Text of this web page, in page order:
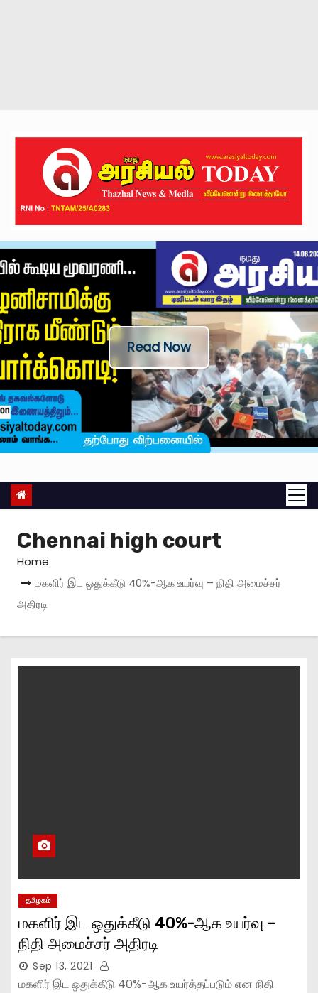
Read Now
Chennai high court
Home
மகளிர் இட ஒதுக்கீடு 40%-ஆக உயர்வு – நிதி அமைச்சர்
அதிரடி
தமிழகம்
மகளிர் இட ஒதுக்கீடு 40%-ஆக உயர்வு –
நிதி அமைச்சர் அதிரடி
Sep 13, 2021
மகளிர் இட ஒதுக்கீடு 40%-ஆக உயர்த்தப்படும் என நிதி